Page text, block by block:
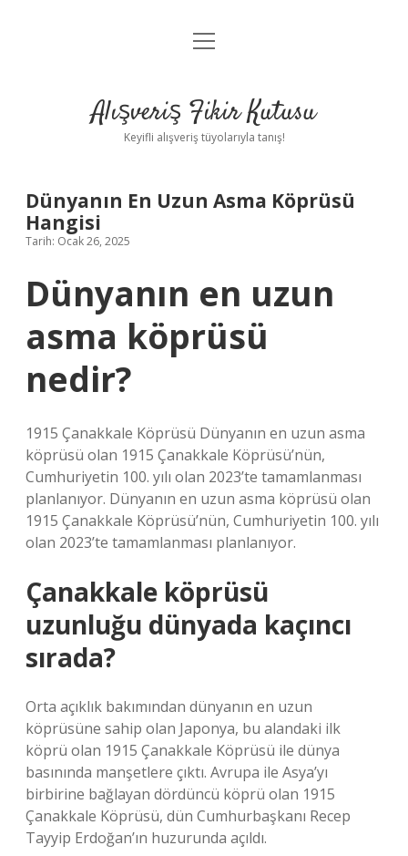
Anasayfa
Yasal Uyarı
menüyü
Alışveriş Fikir Kutusu
Keyifli alışveriş tüyolarıyla tanış!
Dünyanın En Uzun Asma Köprüsü
Hangisi
Tarih: Ocak 26, 2025
Dünyanın en uzun
asma köprüsü
nedir?
1915 Çanakkale Köprüsü Dünyanın en uzun asma
köprüsü olan 1915 Çanakkale Köprüsü’nün,
Cumhuriyetin 100. yılı olan 2023’te tamamlanması
planlanıyor. Dünyanın en uzun asma köprüsü olan
1915 Çanakkale Köprüsü’nün, Cumhuriyetin 100. yılı
olan 2023’te tamamlanması planlanıyor.
Çanakkale köprüsü
uzunluğu dünyada kaçıncı
sırada?
Orta açıklık bakımından dünyanın en uzun
köprüsüne sahip olan Japonya, bu alandaki ilk
köprü olan 1915 Çanakkale Köprüsü ile dünya
basınında manşetlere çıktı. Avrupa ile Asya’yı
birbirine bağlayan dördüncü köprü olan 1915
Çanakkale Köprüsü, dün Cumhurbaşkanı Recep
Tayyip Erdoğan’ın huzurunda açıldı.